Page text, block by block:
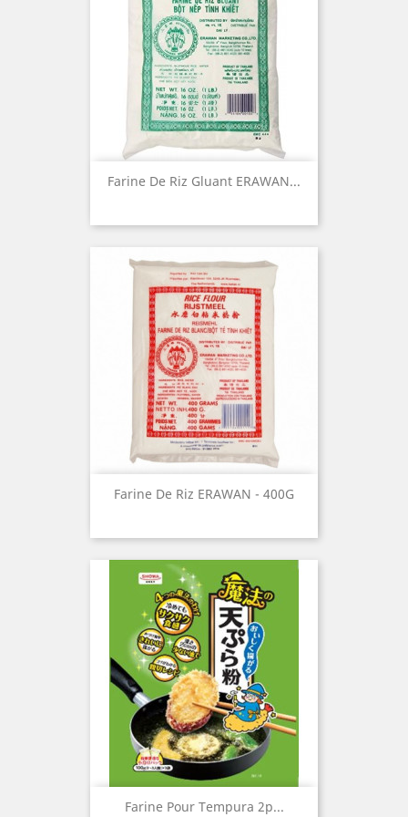
Farine De Riz Gluant ERAWAN...
Farine De Riz ERAWAN - 400G
Farine Pour Tempura 2p...